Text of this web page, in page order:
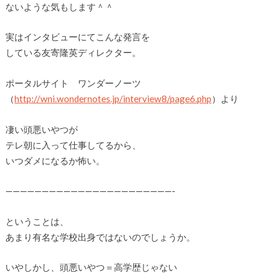
ないような気もします＾＾
実はインタビューにてこんな発言を
している友寄隆英ディレクター。
ポータルサイト ワンダーノーツ
（http://wni.wondernotes.jp/interview8/page6.php）より
凄い頭悪いやつが
テレ朝に入って仕事してるから、
いつダメになるか怖い。
———————————————————————-
ということは、
あまり有名な学校出身ではないのでしょうか。
いやしかし、頭悪いやつ＝高学歴じゃない